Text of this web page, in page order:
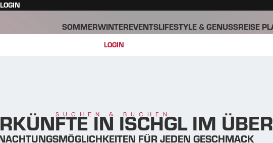
LOGIN
SOMMERWINTEREVENTSLIFESTYLE & GENUSSREISE
LOGIN
SUCHEN & BUCHEN
IN ISCHGL IM
FÜR JEDEN GESCHMACK